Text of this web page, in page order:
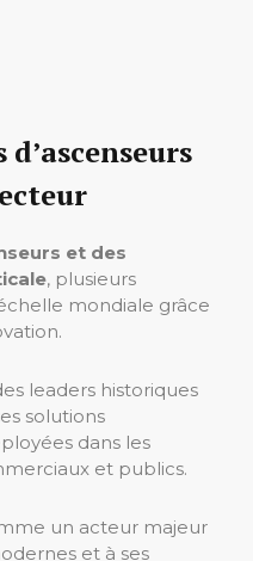
et des
, plusieurs
mondiale grâce
leaders historiques
solutions
dans les
et publics.
un acteur majeur
et à ses